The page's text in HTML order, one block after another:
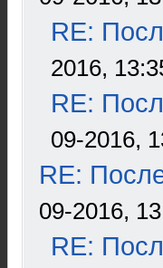
RE:
2016,
RE:
09-2016,
RE:
09-2016,
RE: